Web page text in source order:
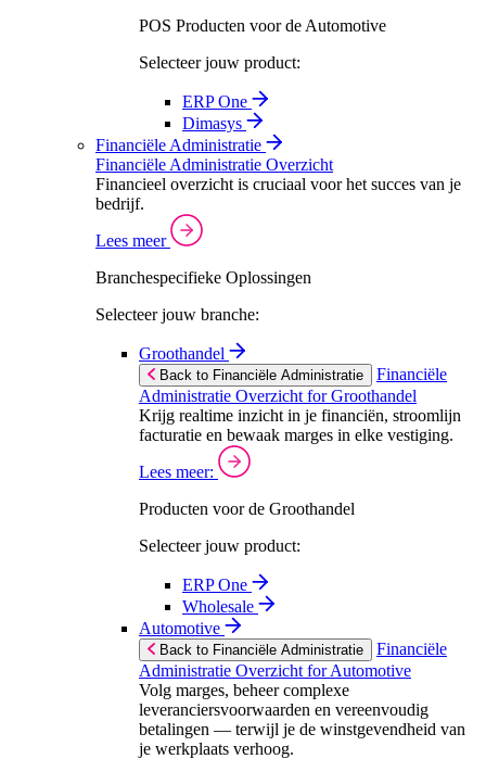
POS Producten voor de Automotive
Selecteer jouw product:
ERP One
Dimasys
Financiële Administratie
Financiële Administratie Overzicht
Financieel overzicht is cruciaal voor het succes van je
bedrijf.
Lees meer
Branchespecifieke Oplossingen
Selecteer jouw branche:
Groothandel
Back to Financiële Administratie
Financiële
Administratie Overzicht for Groothandel
Krijg realtime inzicht in je financiën, stroomlijn
facturatie en bewaak marges in elke vestiging.
Lees meer:
Producten voor de Groothandel
Selecteer jouw product:
ERP One
Wholesale
Automotive
Back to Financiële Administratie
Financiële
Administratie Overzicht for Automotive
Volg marges, beheer complexe
leveranciersvoorwaarden en vereenvoudig
betalingen — terwijl je de winstgevendheid van
je werkplaats verhoog.